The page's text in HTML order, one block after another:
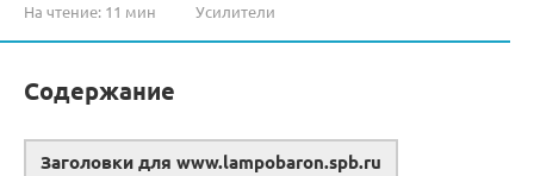
На чтение: 11 мин Усилители
Содержание
Заголовки для www.lampobaron.spb.ru